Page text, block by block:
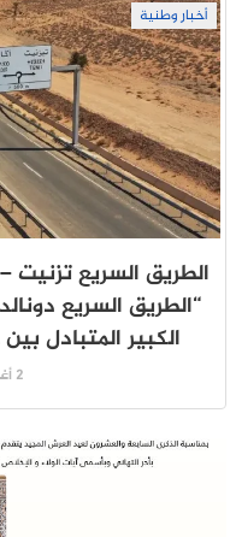
أخبار وطنية
الطريق السريع تزنيت
“الطريق السريع
الكبير المتبادل
2 أغسطس 2026